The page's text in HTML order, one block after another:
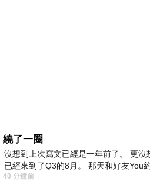
繞了一圈
沒想到上次寫文已經是一年前了。 更
已經來到了Q3的8月。 那天和好友You
40 分鐘前